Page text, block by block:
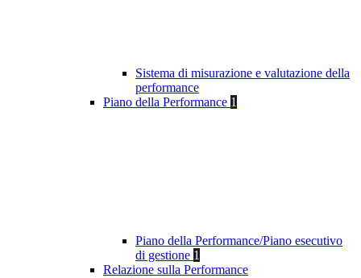
Sistema di misurazione e valutazione della
performance
Piano della Performance 1
Piano della Performance/Piano esecutivo
di gestione 1
Relazione sulla Performance